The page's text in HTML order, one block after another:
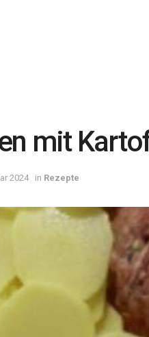
mit
2024 in Rezepte